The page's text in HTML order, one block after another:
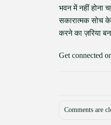
भवन में नहीं होना
सकारात्मक सोच
करने का ज़रिया
Get connected
Comments are